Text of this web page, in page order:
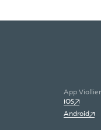
App Viollier
iOS
Android